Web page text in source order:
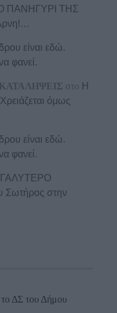
ΠΑΝΗΓΥΡΙ ΤΗΣ
είναι εδώ.
φανεί.
στο Η
όμως
είναι εδώ.
φανεί.
στην
ΔΣ του Δήμου